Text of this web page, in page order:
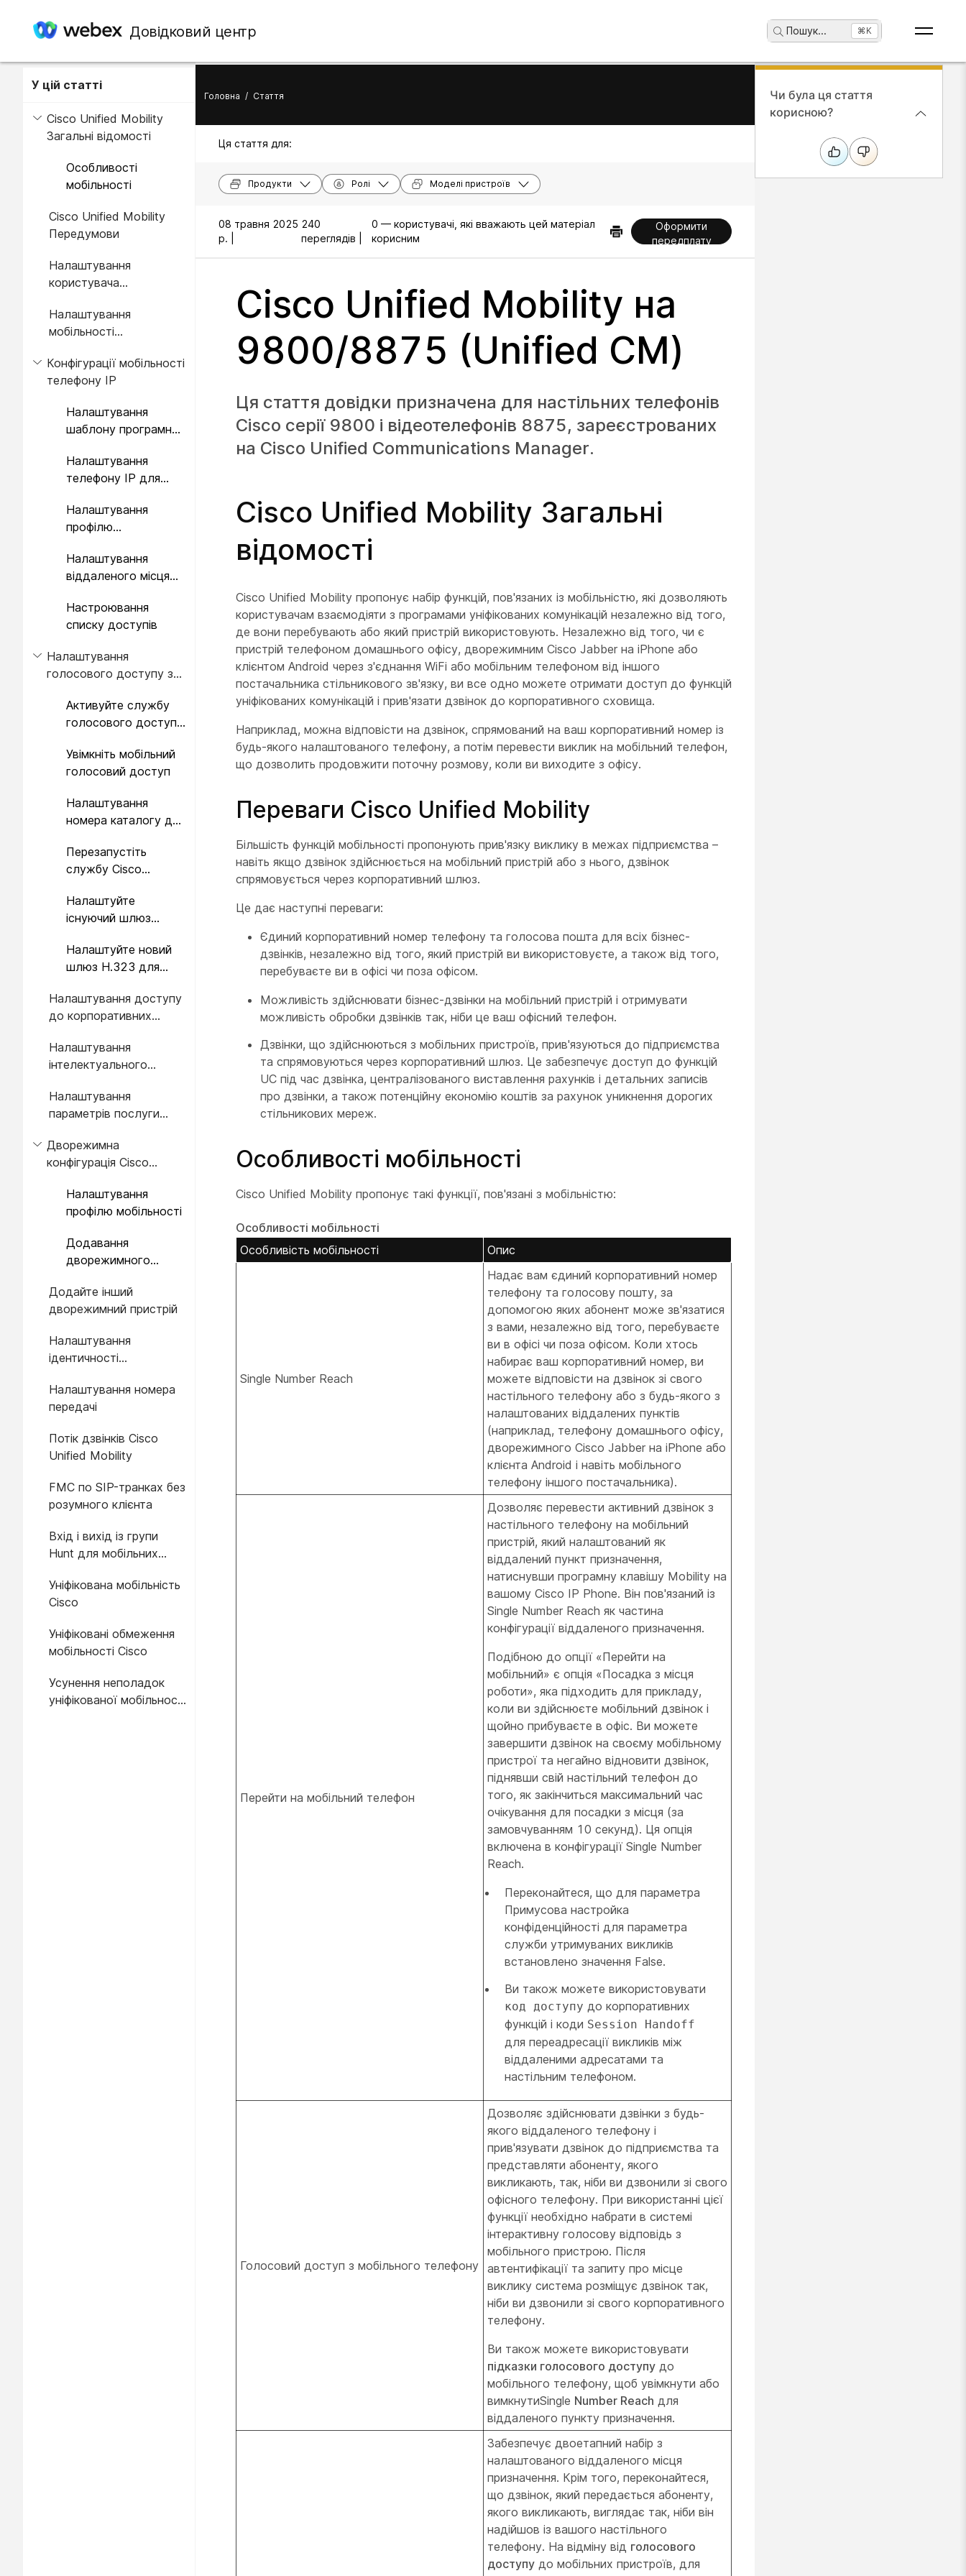
Довідковий центр Пошук... ⌘K
У цій статті
Cisco Unified Mobility
Загальні відомості
Особливості
мобільності
Cisco Unified Mobility
Передумови
Налаштування
користувача
Налаштування
мобільності
допомогою масового
адміністрування
Конфігурації мобільності
телефону IP
Налаштування
шаблону програмної
мобільності
Налаштування
телефону IP для
Налаштування
профілю
призначення
Налаштування
віддаленого місця
Настроювання
списку доступів
Налаштування
голосового доступу з
Активуйте службу
голосового доступу
Увімкніть мобільний
голосовий доступ
Налаштування
номера каталогу для
голосового доступу
Перезапустіть
службу Cisco
Налаштуйте
існуючий шлюз
Remote Access
Налаштуйте новий
шлюз H.323 для
Налаштування доступу
до корпоративних
Налаштування
інтелектуального
Налаштування
параметрів послуги
Дворежимна
конфігурація Cisco
Налаштування
профілю мобільності
Додавання
дворежимного
Jabber
Додайте інший
дворежимний пристрій
Налаштування
ідентичності
Налаштування номера
передачі
Потік дзвінків Cisco
Unified Mobility
FMC по SIP-транках без
розумного клієнта
Вхід і вихід із групи
Hunt для мобільних
у оператора
Уніфікована мобільність
Cisco
Уніфіковані обмеження
мобільності Cisco
Усунення неполадок
уніфікованої мобільності
Головна / Стаття
Ця стаття для:
Продукти Ролі Моделі пристроїв
08 травня 2025
р. |
240
переглядів |
0 — користувачі, які вважають цей матеріал
корисним
Оформити
передплату
Cisco Unified Mobility на
9800/8875 (Unified CM)
Ця стаття довідки призначена для настільних телефонів
Cisco серії 9800 і відеотелефонів 8875, зареєстрованих
на Cisco Unified Communications Manager.
Cisco Unified Mobility Загальні
відомості
Cisco Unified Mobility пропонує набір функцій, пов'язаних із мобільністю, які дозволяють
користувачам взаємодіяти з програмами уніфікованих комунікацій незалежно від того,
де вони перебувають або який пристрій використовують. Незалежно від того, чи є
пристрій телефоном домашнього офісу, дворежимним Cisco Jabber на iPhone або
клієнтом Android через з'єднання WiFi або мобільним телефоном від іншого
постачальника стільникового зв'язку, ви все одно можете отримати доступ до функцій
уніфікованих комунікацій і прив'язати дзвінок до корпоративного сховища.
Наприклад, можна відповісти на дзвінок, спрямований на ваш корпоративний номер із
будь-якого налаштованого телефону, а потім перевести виклик на мобільний телефон,
що дозволить продовжити поточну розмову, коли ви виходите з офісу.
Переваги Cisco Unified Mobility
Більшість функцій мобільності пропонують прив'язку виклику в межах підприємства –
навіть якщо дзвінок здійснюється на мобільний пристрій або з нього, дзвінок
спрямовується через корпоративний шлюз.
Це дає наступні переваги:
Єдиний корпоративний номер телефону та голосова пошта для всіх бізнес-
дзвінків, незалежно від того, який пристрій ви використовуєте, а також від того,
перебуваєте ви в офісі чи поза офісом.
Можливість здійснювати бізнес-дзвінки на мобільний пристрій і отримувати
можливість обробки дзвінків так, ніби це ваш офісний телефон.
Дзвінки, що здійснюються з мобільних пристроїв, прив'язуються до підприємства
та спрямовуються через корпоративний шлюз. Це забезпечує доступ до функцій
UC під час дзвінка, централізованого виставлення рахунків і детальних записів
про дзвінки, а також потенційну економію коштів за рахунок уникнення дорогих
стільникових мереж.
Особливості мобільності
Cisco Unified Mobility пропонує такі функції, пов'язані з мобільністю:
Особливості мобільності
Особливість мобільності
Опис
Single Number Reach
Надає вам єдиний корпоративний номер
телефону та голосову пошту, за
допомогою яких абонент може зв'язатися
з вами, незалежно від того, перебуваєте
ви в офісі чи поза офісом. Коли хтось
набирає ваш корпоративний номер, ви
можете відповісти на дзвінок зі свого
настільного телефону або з будь-якого з
налаштованих віддалених пунктів
(наприклад, телефону домашнього офісу,
дворежимного Cisco Jabber на iPhone або
клієнта Android і навіть мобільного
телефону іншого постачальника).
Перейти на мобільний телефон
Дозволяє перевести активний дзвінок з
настільного телефону на мобільний
пристрій, який налаштований як
віддалений пункт призначення,
натиснувши програмну клавішу Mobility на
вашому Cisco IP Phone. Він пов'язаний із
Single Number Reach як частина
конфігурації віддаленого призначення.
Подібною до опції «Перейти на
мобільний» є опція «Посадка з місця
роботи», яка підходить для прикладу,
коли ви здійснюєте мобільний дзвінок і
щойно прибуваєте в офіс. Ви можете
завершити дзвінок на своєму мобільному
пристрої та негайно відновити дзвінок,
піднявши свій настільний телефон до
того, як закінчиться максимальний час
очікування для посадки з місця (за
замовчуванням 10 секунд). Ця опція
включена в конфігурації Single Number
Reach.
Переконайтеся, що для параметра
Примусова настройка
конфіденційності для параметра
служби утримуваних викликів
встановлено значення False.
Ви також можете використовувати
код доступу до корпоративних
функцій і коди Session Handoff
для переадресації викликів між
віддаленими адресатами та
настільним телефоном.
Голосовий доступ з мобільного телефону
Дозволяє здійснювати дзвінки з будь-
якого віддаленого телефону і
прив'язувати дзвінок до підприємства та
представляти абоненту, якого
викликають, так, ніби ви дзвонили зі свого
офісного телефону. При використанні цієї
функції необхідно набрати в системі
інтерактивну голосову відповідь з
мобільного пристрою. Після
автентифікації та запиту про місце
виклику система розміщує дзвінок так,
ніби ви дзвонили зі свого корпоративного
телефону.
Ви також можете використовувати
підказки голосового доступу до
мобільного телефону, щоб увімкнути або
вимкнутиSingle Number Reach для
віддаленого пункту призначення.
Забезпечує двоетапний набір з
налаштованого віддаленого місця
призначення. Крім того, переконайтеся,
що дзвінок, який передається абоненту,
якого викликають, виглядає так, ніби він
надійшов із вашого настільного
телефону. На відміну від голосового
доступу до мобільних пристроїв, для
Чи була ця стаття
корисною?